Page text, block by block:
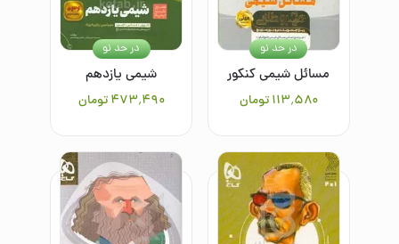
مسائل شیمی کنکور
۱۱۳٬۵۸۰ تومان
در حد نو
شیمی یازدهم
۴۷۳٬۴۹۰ تومان
در حد نو